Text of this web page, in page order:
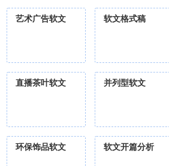
艺术广告软文 软文格式稿
直播茶叶软文 并列型软文
环保饰品软文 软文开篇分析